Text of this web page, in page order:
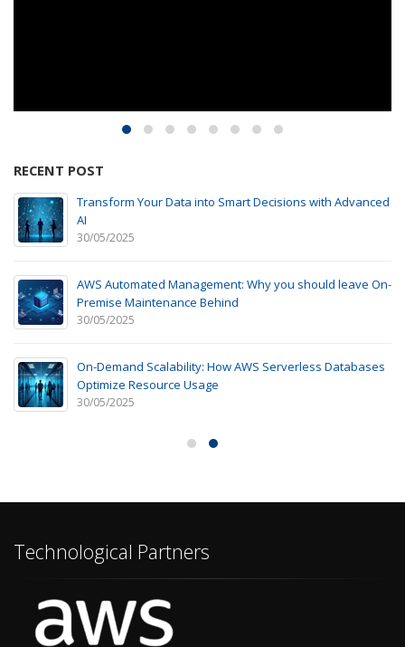
RECENT POST
Transform Your Data into Smart Decisions with Advanced
AI
30/05/2025
AWS Automated Management: Why you should leave On-
Premise Maintenance Behind
30/05/2025
On-Demand Scalability: How AWS Serverless Databases
Optimize Resource Usage
30/05/2025
Technological Partners